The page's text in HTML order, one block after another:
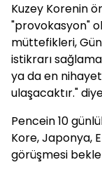
Kuzey Korenin
"provokasyon"
müttefikleri,
istikrarı
ya da en
ulaşacaktır."
Pencein 10
Kore, Japonya,
görüşmesi